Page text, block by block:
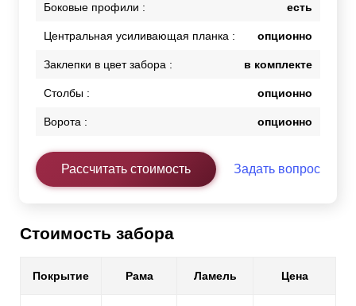
Боковые профили : есть
Центральная усиливающая планка : опционно
Заклепки в цвет забора : в комплекте
Столбы : опционно
Ворота : опционно
Рассчитать стоимость Задать вопрос
Стоимость забора
Покрытие Рама Ламель Цена